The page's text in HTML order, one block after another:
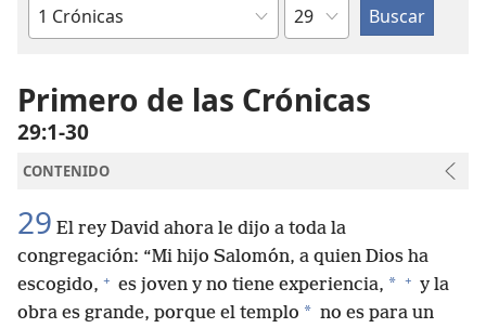
Libro
la
Biblia
Capítulo
Primero de las Crónicas
29:1-30
CONTENIDO
29 El rey David ahora le dijo a toda la
congregación: “Mi hijo Salomón, a quien Dios ha
escogido, + es joven y no tiene experiencia, * + y la
obra es grande, porque el templo * no es para un